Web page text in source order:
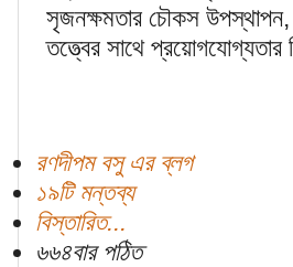
সৃজনক্ষমতার চৌকস উপস্থাপন,
তত্ত্বের সাথে প্রয়োগযোগ্যতার
রণদীপম বসু এর ব্লগ
১৯টি মন্তব্য
বিস্তারিত...
৬৬৪বার পঠিত